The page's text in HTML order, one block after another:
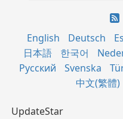
English Deutsch
日本語
한국어
Русский
Svenska
中文(繁體)
UpdateStar